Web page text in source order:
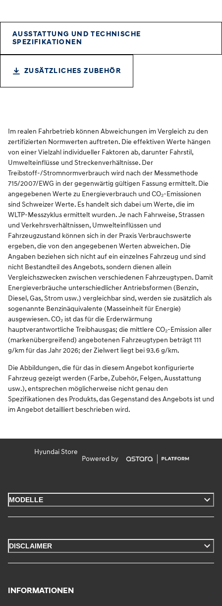
AUSSTATTUNG UND TECHNISCHE
SPEZIFIKATIONEN
ZUSÄTZLICHES ZUBEHÖR
Im realen Fahrbetrieb können Abweichungen im Vergleich zu den
zertifizierten Normwerten auftreten. Die effektiven Werte hängen
von einer Vielzahl individueller Faktoren ab, darunter Fahrstil,
Umwelteinflüsse und Streckenverhältnisse. Der
Treibstoff-/Stromnormverbrauch wird nach der Messmethode
715/2007/EWG in der gegenwärtig gültigen Fassung ermittelt. Die
angegebenen Werte zu Energieverbrauch und CO₂-Emissionen
sind Schweizer Werte. Es handelt sich dabei um Werte, die im
WLTP-Messzyklus ermittelt wurden. Je nach Fahrweise, Strassen
und Verkehrsverhältnissen, Umwelteinflüssen und
Fahrzeugzustand können sich in der Praxis Verbrauchswerte
ergeben, die von den angegebenen Werten abweichen. Die
Angaben beziehen sich nicht auf ein einzelnes Fahrzeug und sind
nicht Bestandteil des Angebots, sondern dienen allein
Vergleichszwecken zwischen verschiedenen Fahrzeugtypen. Damit
Energieverbräuche unterschiedlicher Antriebsformen (Benzin,
Diesel, Gas, Strom usw.) vergleichbar sind, werden sie zusätzlich als
sogenannte Benzinäquivalente (Masseinheit für Energie)
ausgewiesen. CO₂ ist das für die Erderwärmung
hauptverantwortliche Treibhausgas; die mittlere CO₂-Emission aller
(markenübergreifend) angebotenen Fahrzeugtypen beträgt 111
g/km für das Jahr 2026; der Zielwert liegt bei 93.6 g/km.
Die Abbildungen, die für das in diesem Angebot konfigurierte
Fahrzeug gezeigt werden (Farbe, Zubehör, Felgen, Ausstattung
usw.), entsprechen möglicherweise nicht genau den
Spezifikationen des Produkts, das Gegenstand des Angebots ist und
im Angebot detailliert beschrieben wird.
Hyundai Store
Powered by
MODELLE
DISCLAIMER
INFORMATIONEN